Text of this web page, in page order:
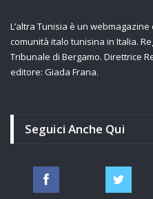
L’altra Tunisia è un
comunità italo tunisina in Italia.
Tribunale di Bergamo. Direttrice
editore: Giada Frana.
Seguici Anche Qui